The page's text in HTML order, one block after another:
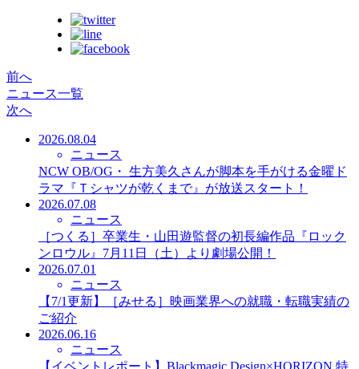
前へ
ニュース一覧
次へ
2026.08.04
ニュース
NCW OB/OG・ 生方美久さんが脚本を手がける金曜ド
ラマ『Ｔシャツが乾くまで』が放送スタート！
2026.07.08
ニュース
［つくる］卒業生・山田遊監督の初長編作品『ロック
ンロウル』7月11日（土）より劇場公開！
2026.07.01
ニュース
【7/1更新】［みせる］映画業界への就職・転職実績の
ご紹介
2026.06.16
ニュース
【イベントレポート】Blackmagic Design×HORIZON 特